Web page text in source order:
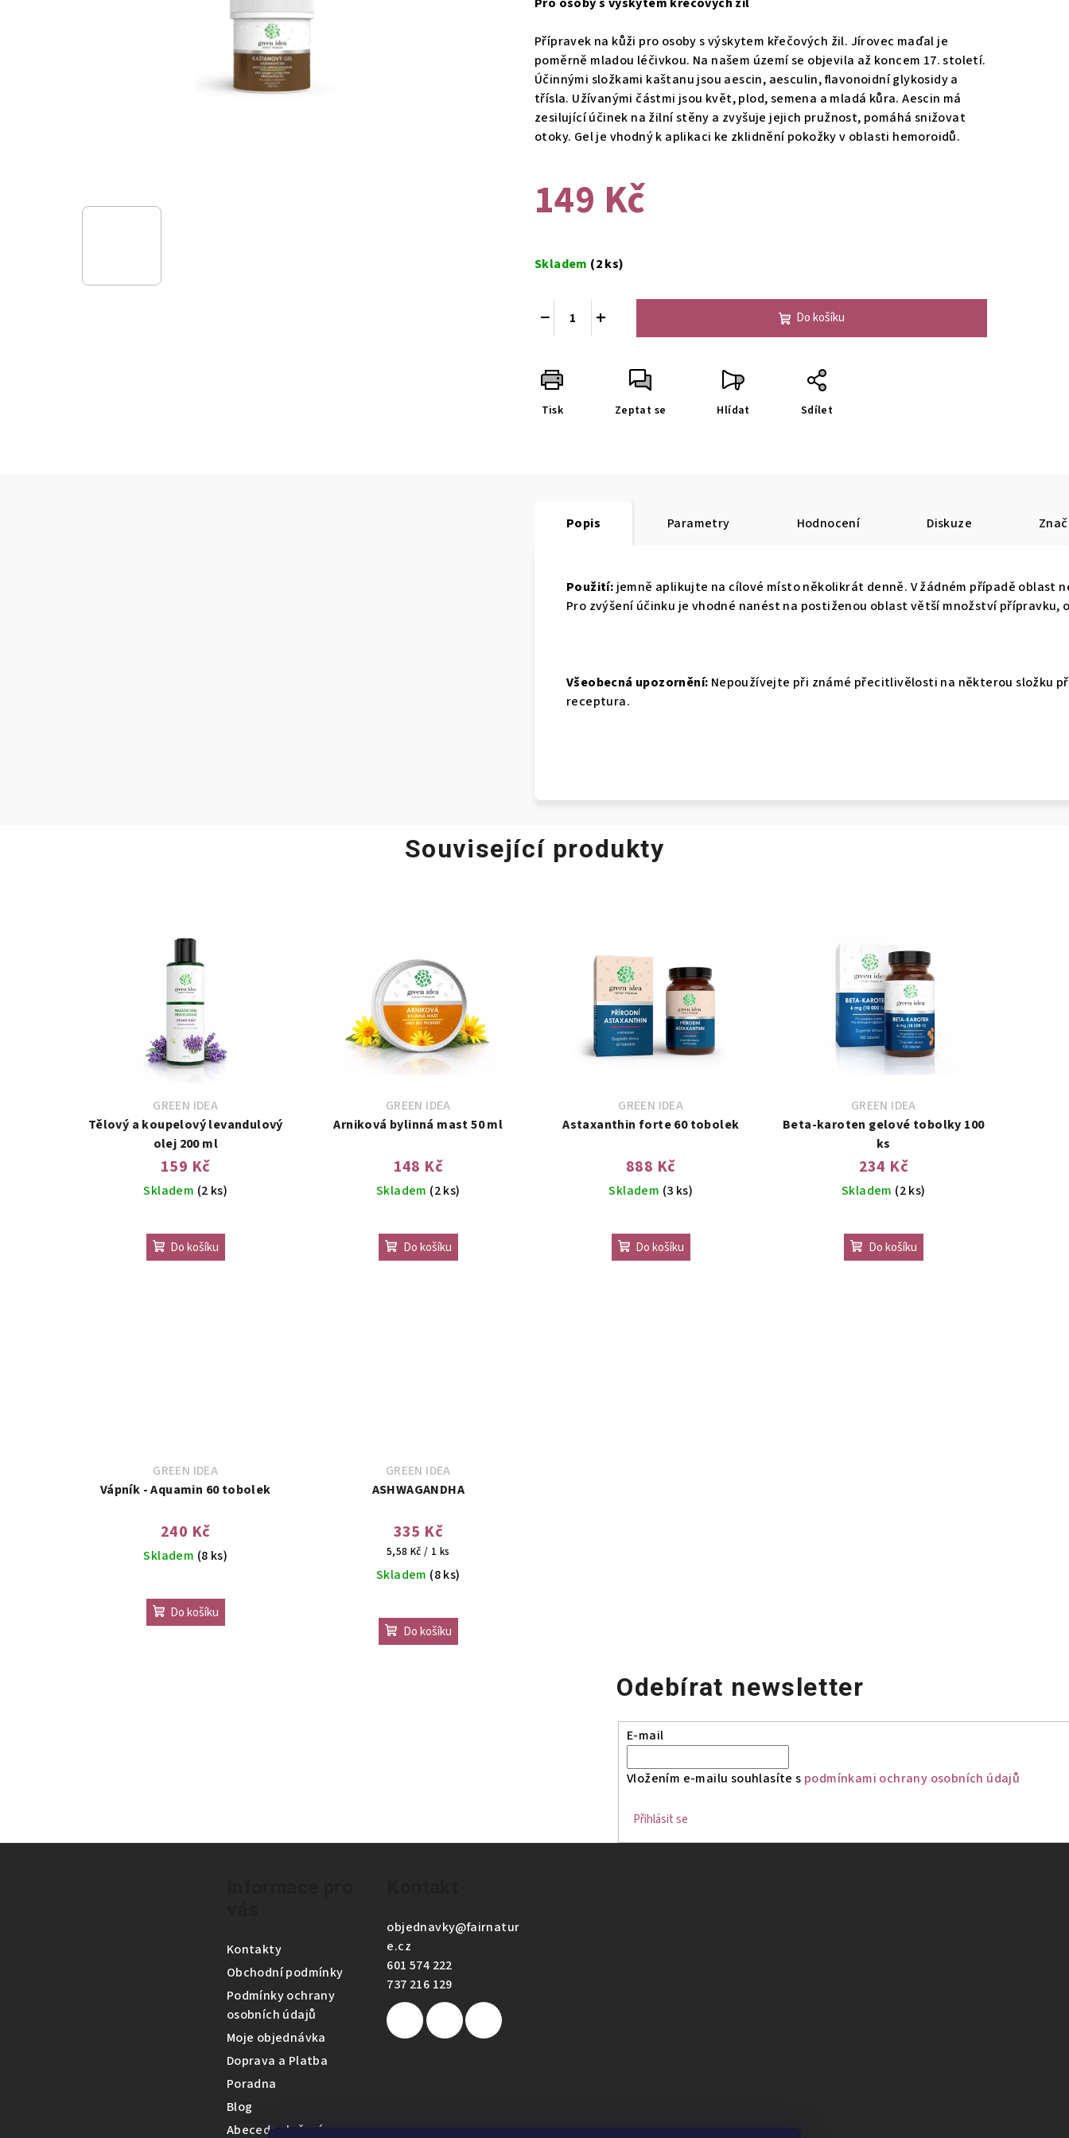
0,0
5
hvězdiček.
Přípravek na kůži pro osoby s výskytem křečových žil. Jírovec maďal je
poměrně mladou léčivkou. Na našem území se objevila až koncem 17. století.
Účinnými složkami kaštanu jsou aescin, aesculin, flavonoidní glykosidy a
třísla. Užívanými částmi jsou květ, plod, semena a mladá kůra. Aescin má
zesilující účinek na žilní stěny a zvyšuje jejich pružnost, pomáhá snižovat
otoky. Gel je vhodný k aplikaci ke zklidnění pokožky v oblasti hemoroidů.
149 Kč
cena:
Skladem (2 ks)
+
− Do košíku
Tisk Zeptat se Hlídat Sdílet
Popis Parametry Hodnocení Diskuze
Použití: jemně aplikujte na cílové místo několikrát denně. V žádném případě oblast
Pro zvýšení účinku je vhodné nanést na postiženou oblast větší množství
Všeobecná upozornění: Nepoužívejte při známé přecitlivělosti na některou složku
receptura.
Související produkty
GREEN IDEA
Tělový a koupelový levandulový
olej 200 ml
159 Kč
Skladem (2 ks)
Do košíku
GREEN IDEA
Arniková bylinná mast 50 ml
148 Kč
Skladem (2 ks)
Do košíku
GREEN IDEA
Astaxanthin forte 60 tobolek
888 Kč
Skladem (3 ks)
Do košíku
GREEN IDEA
Beta-karoten gelové tobolky 100
ks
234 Kč
Skladem (2 ks)
Do košíku
GREEN IDEA
Vápník - Aquamin 60 tobolek
240 Kč
Skladem (8 ks)
Do košíku
GREEN IDEA
ASHWAGANDHA
335 Kč
Měrná
cena:
5,58 Kč / 1 ks
Skladem (8 ks)
Do košíku
Odebírat newsletter
E-mail
Vložením e-mailu souhlasíte s podmínkami ochrany osobních údajů
Přihlásit se
Kontakty
Obchodní podmínky
Podmínky ochrany
osobních údajů
Moje objednávka
Doprava a Platba
Poradna
Blog
Abeceda složení
objednavky@fairnatur
e.cz
601 574 222
737 216 129